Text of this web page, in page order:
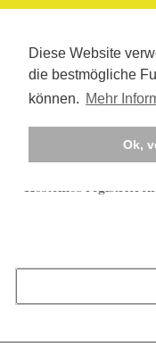
Diese Website
die bestmögliche
können. Mehr
Ok,
Kostenlos registrieren